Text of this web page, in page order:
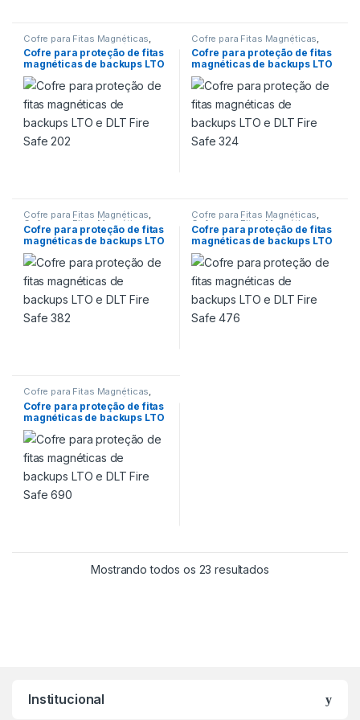
Cofre para Fitas Magnéticas
Cofre para Fitas Magnéticas,
Cofre para proteção de
Backups,Cofre para proteção
de fitas magnéticas de backup
LTO,Cofres,Proteção 120 min
Cofre para proteção de fitas
magnéticas de backups LTO
e DLT Fire Safe 202
Cofre para Fitas Magnéticas
Cofre para Fitas Magnéticas,
Cofre para proteção de
Backups,Cofre para proteção
de fitas magnéticas de backup
LTO,Cofres,Proteção 120 min
Cofre para proteção de fitas
magnéticas de backups LTO
e DLT Fire Safe 324
Cofre para Fitas Magnéticas,
Cofre para Fitas Magnéticas,
Cofre para proteção de
Backups,Cofre para proteção
de fitas magnéticas de backup
LTO,Cofres,Proteção 120 min
Cofre para proteção de fitas
magnéticas de backups LTO
e DLT Fire Safe 382
Cofre para Fitas Magnéticas,
Cofre para Fitas Magnéticas,
Cofre para proteção de
Backups,Cofre para proteção
de fitas magnéticas de backup
LTO,Cofres,Proteção 120 min
Cofre para proteção de fitas
magnéticas de backups LTO
e DLT Fire Safe 476
Cofre para Fitas Magnéticas,
Cofre para Fitas Magnéticas,
Cofre para proteção de
Backups,Cofre para proteção
de fitas magnéticas de backup
LTO,Cofres,Proteção 120 min
Cofre para proteção de fitas
magnéticas de backups LTO
e DLT Fire Safe 690
Mostrando todos os 23 resultados
Institucional